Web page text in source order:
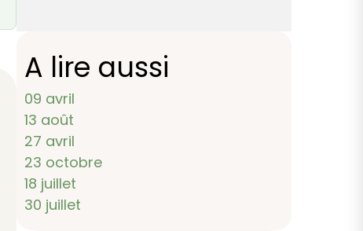
A lire aussi
09 avril
13 août
27 avril
23 octobre
18 juillet
30 juillet